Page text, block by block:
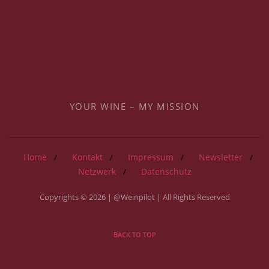
YOUR WINE – MY MISSION
Home Kontakt Impressum
Newsletter
Netzwerk
Datenschutz
Copyrights © 2026 | @Weinpilot | All Rights Reserved
BACK TO TOP